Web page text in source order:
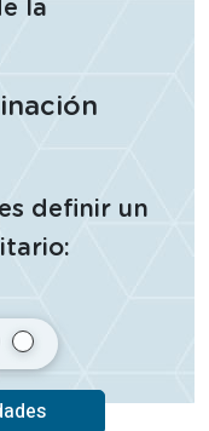
la
definir un